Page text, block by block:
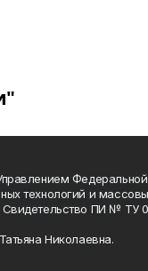
технологий и
ПИ № ТУ
Николаевна.